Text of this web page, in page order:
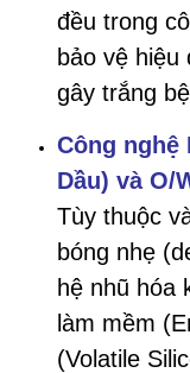
đều trong
bảo vệ hiệu
gây trắng
Công nghệ
Dầu) và O/
Tùy thuộc
bóng nhẹ
hệ nhũ hóa
làm mềm
(Volatile